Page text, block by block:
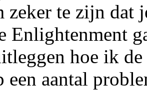
zeker te zijn dat
Enlightenment
hoe ik
een aantal